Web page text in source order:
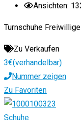
Ansichten:
Turnschuhe
Zu Verkaufen
3€(verhandelbar)
Nummer zeigen
Zu Favoriten
Schuhe